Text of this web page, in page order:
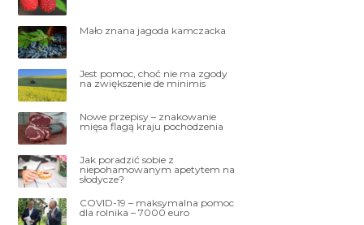
Mało znana jagoda kamczacka
Jest pomoc, choć nie ma zgody
na zwiększenie de minimis
Nowe przepisy – znakowanie
mięsa flagą kraju pochodzenia
Jak poradzić sobie z
niepohamowanym apetytem na
słodycze?
COVID-19 – maksymalna pomoc
dla rolnika – 7000 euro